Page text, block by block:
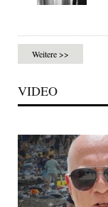
Weitere >>
VIDEO